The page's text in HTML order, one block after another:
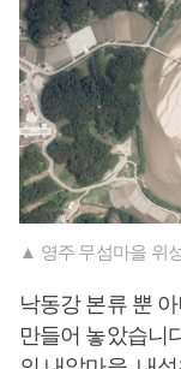
▲ 영주 무섬마을 위
낙동강 본류 뿐
만들어 놓았습니